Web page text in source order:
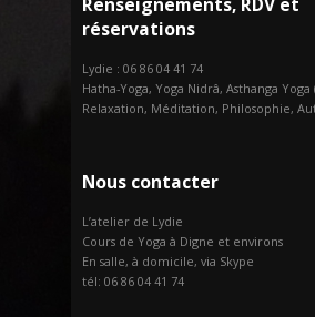
réservations
Lydie : 06 86 04 41 74
Hatha-Yoga, Yoga Nidrâ, Asthanga Yoga
Relaxation, Méditation, Philosophie,
Nous contacter
L’atelier de Lydie
Cours de Yoga à Digne et environs
En salle, à domicile, via Skype
tél: 06 86 04 41 74